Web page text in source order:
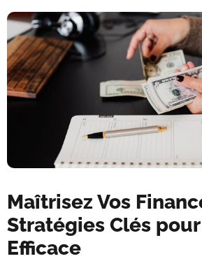
Maîtrisez Vos
Stratégies Clés
Efficace